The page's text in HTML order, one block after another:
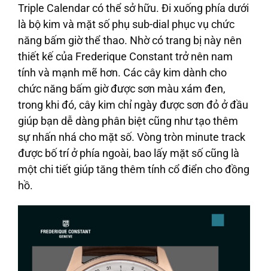
Triple Calendar có thể sở hữu. Đi xuống phía dưới
là bộ kim và mặt số phụ sub-dial phục vụ chức
năng bấm giờ thể thao. Nhờ có trang bị này nên
thiết kế của Frederique Constant trở nên nam
tính và mạnh mẽ hơn. Các cây kim dành cho
chức năng bấm giờ được sơn màu xám đen,
trong khi đó, cây kim chỉ ngày được sơn đỏ ở đầu
giúp bạn dễ dàng phân biệt cũng như tạo thêm
sự nhấn nhá cho mặt số. Vòng tròn minute track
được bố trí ở phía ngoài, bao lấy mặt số cũng là
một chi tiết giúp tăng thêm tính cổ điển cho đồng
hồ.